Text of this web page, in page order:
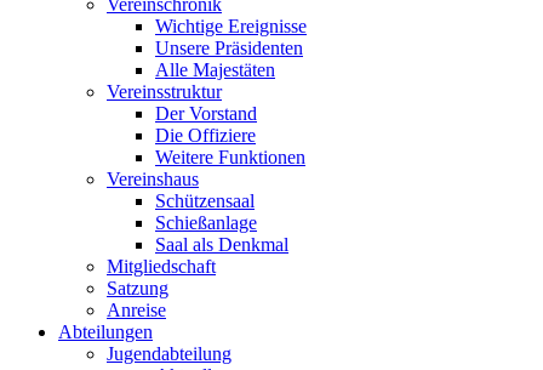
Wichtige Ereignisse
Unsere Präsidenten
Alle Majestäten
Vereinsstruktur
Der Vorstand
Die Offiziere
Weitere Funktionen
Vereinshaus
Schützensaal
Schießanlage
Saal als Denkmal
Mitgliedschaft
Satzung
Anreise
Abteilungen
Jugendabteilung